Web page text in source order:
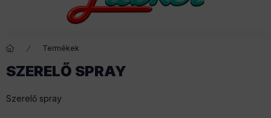
Termékek
SZERELŐ SPRAY
Szerelő spray